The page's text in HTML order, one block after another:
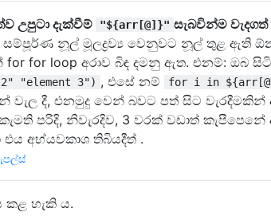
උපුටා දැක්වීම් "${arr[@]}" සැබවින්ම වැදගත්
සම්පූර්ණ නූල් මූලද්‍රව්‍ය වෙනුවට නූල් තුළ ඇති
for loop අරාව බිඳ දමනු ඇත. එනම්: ඔබ
"element 3") , එසේ නම් for i in
වැල දී, එනමුදු වෙන් බවට පත් සිට
පරිදි, නිවැරදිව, 3 වරක් වඩාත්
එය අභ්යවකාශ තිබියදීත් .
හැකි ය.